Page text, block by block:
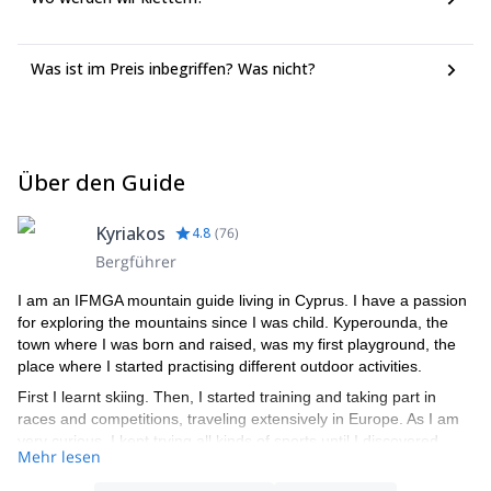
Was ist im Preis inbegriffen? Was nicht?
Über den Guide
Kyriakos 4.8 (76)
Bergführer
I am an IFMGA mountain guide living in Cyprus. I have a passion
for exploring the mountains since I was child. Kyperounda, the
town where I was born and raised, was my first playground, the
place where I started practising different outdoor activities.
First I learnt skiing. Then, I started training and taking part in
races and competitions, traveling extensively in Europe. As I am
very curious, I kept trying all kinds of sports until I discovered
climbing and all its exciting possibilities.
Mehr lesen